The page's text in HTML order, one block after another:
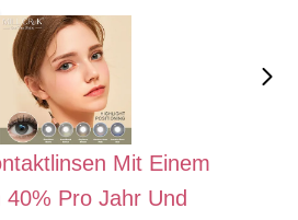
Mit Einem
Pro Jahr Und